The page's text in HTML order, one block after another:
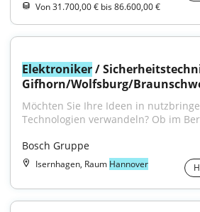
Von 31.700,00 € bis 86.600,00 €
Elektroniker /
Gifhorn/Wolfsburg/
Möchten Sie Ihre Ideen in
Technologien verwandeln? Ob im
Bosch Gruppe
Isernhagen, Raum Hannover